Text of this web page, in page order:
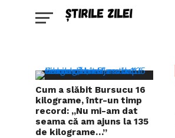
Cum a slăbit Bursucu 16
kilograme, într-un timp
record: „Nu mi-am dat
seama că am ajuns la 135
de kilograme…”